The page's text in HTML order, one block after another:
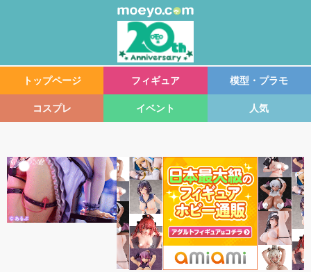
トップページ フィギュア 模型・プラモ
コスプレ イベント 人気